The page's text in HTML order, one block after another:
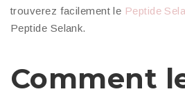
trouverez facilement le Peptide
Peptide Selank.
Comment